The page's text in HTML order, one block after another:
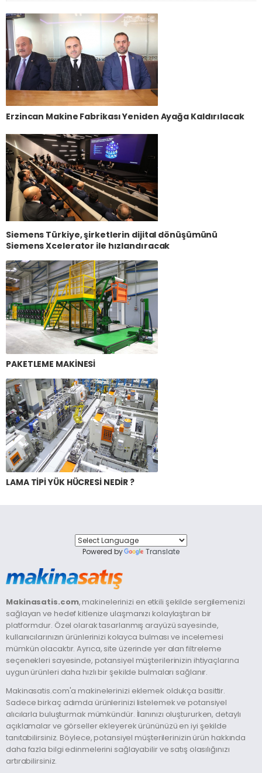
Erzincan Makine Fabrikası Yeniden Ayağa Kaldırılacak
Siemens Türkiye, şirketlerin dijital dönüşümünü
Siemens Xcelerator ile hızlandıracak
PAKETLEME MAKİNESİ
LAMA TİPİ YÜK HÜCRESİ NEDİR ?
Powered by Translate
Makinasatis.com, makinelerinizi en etkili şekilde sergilemenizi
sağlayan ve hedef kitlenize ulaşmanızı kolaylaştıran bir
platformdur. Özel olarak tasarlanmış arayüzü sayesinde,
kullanıcılarınızın ürünlerinizi kolayca bulması ve incelemesi
mümkün olacaktır. Ayrıca, site üzerinde yer alan filtreleme
seçenekleri sayesinde, potansiyel müşterilerinizin ihtiyaçlarına
uygun ürünleri daha hızlı bir şekilde bulmaları sağlanır.
Makinasatis.com'a makinelerinizi eklemek oldukça basittir.
Sadece birkaç adımda ürünlerinizi listelemek ve potansiyel
alıcılarla buluşturmak mümkündür. İlanınızı oluştururken, detaylı
açıklamalar ve görseller ekleyerek ürününüzü en iyi şekilde
tanıtabilirsiniz. Böylece, potansiyel müşterilerinizin ürün hakkında
daha fazla bilgi edinmelerini sağlayabilir ve satış olasılığınızı
artırabilirsiniz.